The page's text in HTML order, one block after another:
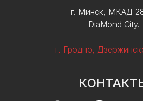
г. Минск, МКАД
DiaMond City.
г. Гродно,